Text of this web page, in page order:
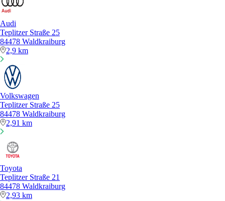
Audi
Teplitzer Straße 25
84478 Waldkraiburg
2,9 km
Volkswagen
Teplitzer Straße 25
84478 Waldkraiburg
2,91 km
Toyota
Teplitzer Straße 21
84478 Waldkraiburg
2,93 km